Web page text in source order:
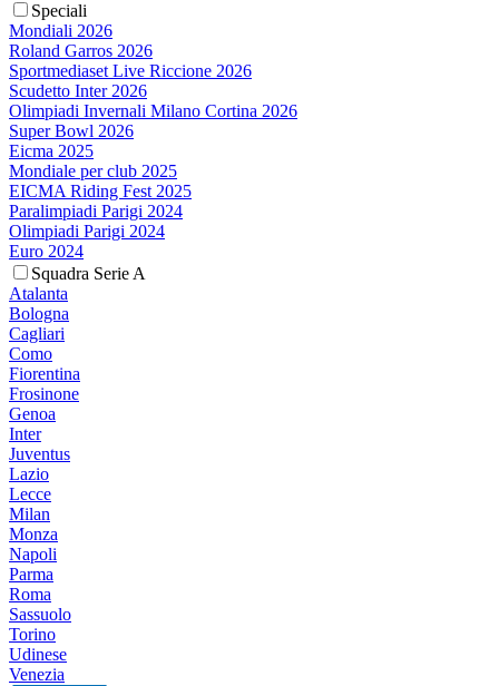
Speciali
Mondiali 2026
Roland Garros 2026
Sportmediaset Live Riccione 2026
Scudetto Inter 2026
Olimpiadi Invernali Milano Cortina 2026
Super Bowl 2026
Eicma 2025
Mondiale per club 2025
EICMA Riding Fest 2025
Paralimpiadi Parigi 2024
Olimpiadi Parigi 2024
Euro 2024
Squadra Serie A
Atalanta
Bologna
Cagliari
Como
Fiorentina
Frosinone
Genoa
Inter
Juventus
Lazio
Lecce
Milan
Monza
Napoli
Parma
Roma
Sassuolo
Torino
Udinese
Venezia